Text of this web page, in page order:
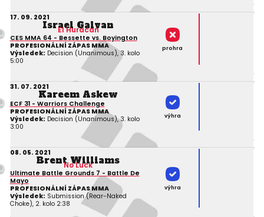
17. 09. 2021
Israel Galvan
El Huracan
CES MMA 64 - Bessette vs. Boyington
PROFESIONÁLNÍ ZÁPAS MMA
Výsledek: Decision (Unanimous), 3. kolo
5:00
prohra
31. 07. 2021
Kareem Askew
ECF 31 - Warriors Challenge
PROFESIONÁLNÍ ZÁPAS MMA
Výsledek: Decision (Unanimous), 3. kolo
3:00
výhra
08. 05. 2021
Brent Williams
No Luck
Ultimate Battle Grounds 7 - Battle De
Mayo
PROFESIONÁLNÍ ZÁPAS MMA
Výsledek: Submission (Rear-Naked
Choke), 2. kolo 2:38
výhra